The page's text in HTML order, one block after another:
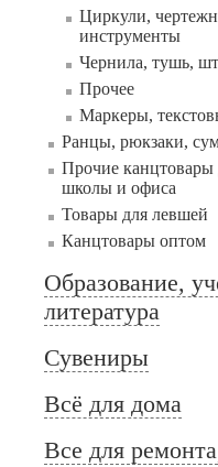
Циркули,
инструменты
Чернила, тушь,
Прочее
Маркеры,
Ранцы, рюкзаки,
Прочие канцтовары
школы и офиса
Товары для левшей
Канцтовары оптом
Образование,
литература
Сувениры
Всё для дома
Все для